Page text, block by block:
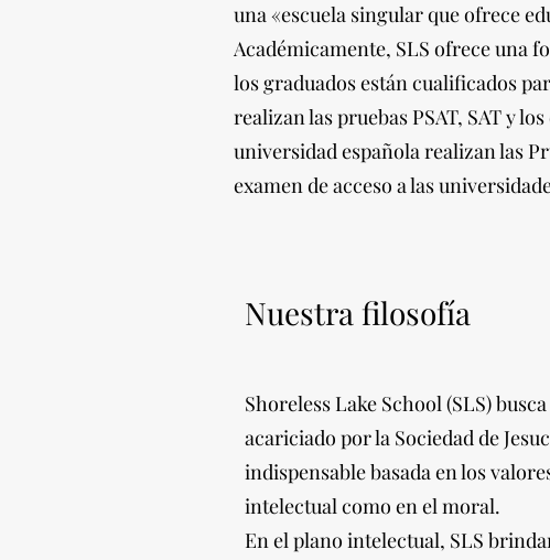
una «escuela singular que ofrece
Académicamente, SLS ofrece una
los graduados están cualificados
realizan las pruebas PSAT, SAT y
universidad española realizan las
examen de acceso a las
Nuestra filosofía
Shoreless Lake School (SLS)
acariciado por la Sociedad de
indispensable basada en los
intelectual como en el moral.
En el plano intelectual, SLS